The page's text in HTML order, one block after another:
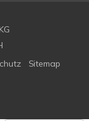
Sitemap